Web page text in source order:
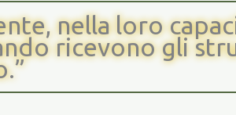
nella loro
ricevono gli